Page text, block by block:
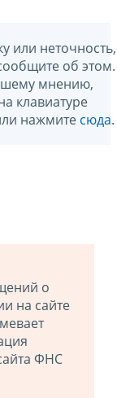
или неточность,
об этом.
мнению,
клавиатуре
нажмите сюда.
о
на сайте
ФНС